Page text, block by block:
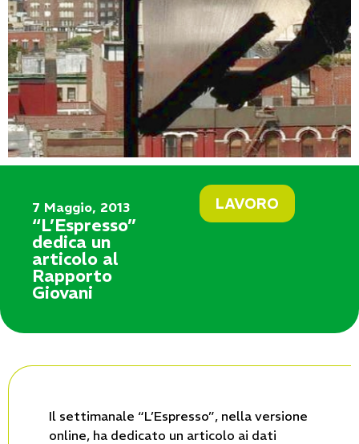
7 Maggio, 2013
“L’Espresso”
dedica un
articolo al
Rapporto
Giovani
LAVORO
Il settimanale “L’Espresso”, nella versione
online, ha dedicato un articolo ai dati